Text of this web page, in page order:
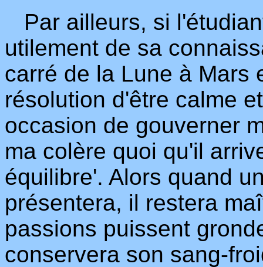
Par ailleurs, si
utilement de sa
carré de la Lune à Mars
résolution d'être calme
occasion de gouverner
ma colère quoi qu'il
équilibre'. Alors quand
présentera, il restera
passions puissent
conservera son sang-